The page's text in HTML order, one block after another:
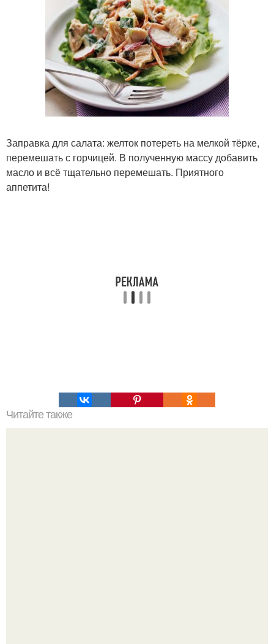
Заправка для салата: желток потереть на мелкой тёрке,
перемешать с горчицей. В полученную массу добавить
масло и всё тщательно перемешать. Приятного
аппетита!
Читайте также